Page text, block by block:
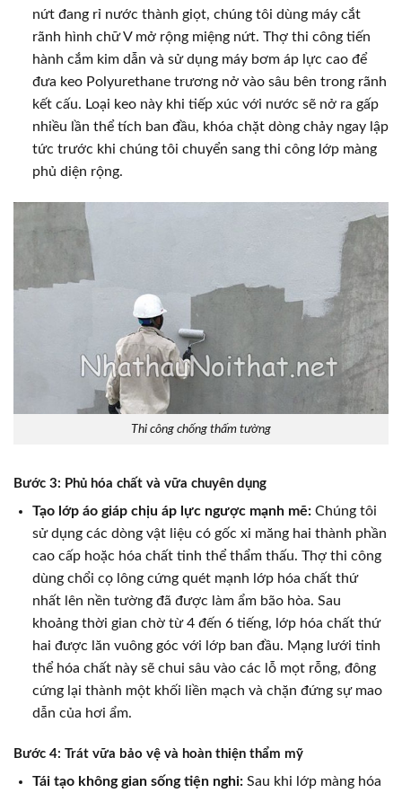
nứt đang rỉ nước thành giọt, chúng tôi dùng máy cắt
rãnh hình chữ V mở rộng miệng nứt. Thợ thi công tiến
hành cắm kim dẫn và sử dụng máy bơm áp lực cao để
đưa keo Polyurethane trương nở vào sâu bên trong rãnh
kết cấu. Loại keo này khi tiếp xúc với nước sẽ nở ra gấp
nhiều lần thể tích ban đầu, khóa chặt dòng chảy ngay lập
tức trước khi chúng tôi chuyển sang thi công lớp màng
phủ diện rộng.
Thi công chống thấm tường
Bước 3: Phủ hóa chất và vữa chuyên dụng
Tạo lớp áo giáp chịu áp lực ngược mạnh mẽ:Chúng tôi
sử dụng các dòng vật liệu có gốc xi măng hai thành phần
cao cấp hoặc hóa chất tinh thể thẩm thấu. Thợ thi công
dùng chổi cọ lông cứng quét mạnh lớp hóa chất thứ
nhất lên nền tường đã được làm ẩm bão hòa. Sau
khoảng thời gian chờ từ 4 đến 6 tiếng, lớp hóa chất thứ
hai được lăn vuông góc với lớp ban đầu. Mạng lưới tinh
thể hóa chất này sẽ chui sâu vào các lỗ mọt rỗng, đông
cứng lại thành một khối liền mạch và chặn đứng sự mao
dẫn của hơi ẩm.
Bước 4: Trát vữa bảo vệ và hoàn thiện thẩm mỹ
Tái tạo không gian sống tiện nghi:Sau khi lớp màng hóa